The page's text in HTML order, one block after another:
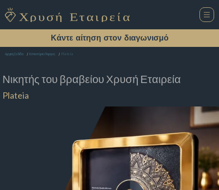
Κάντε αίτηση στον διαγωνισμό
Αρχική Σελίδα Εστιατόριο Πυργος Plateia
Νικητής του βραβείου Χρυσή Εταιρεία
Plateia